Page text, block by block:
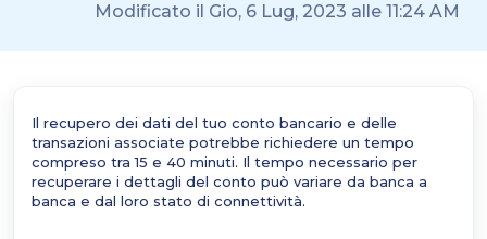
Modificato il Gio, 6 Lug, 2023 alle 11:24 AM
Il recupero dei dati del tuo conto bancario e delle
transazioni associate potrebbe richiedere un tempo
compreso tra 15 e 40 minuti. Il tempo necessario per
recuperare i dettagli del conto può variare da banca a
banca e dal loro stato di connettività.